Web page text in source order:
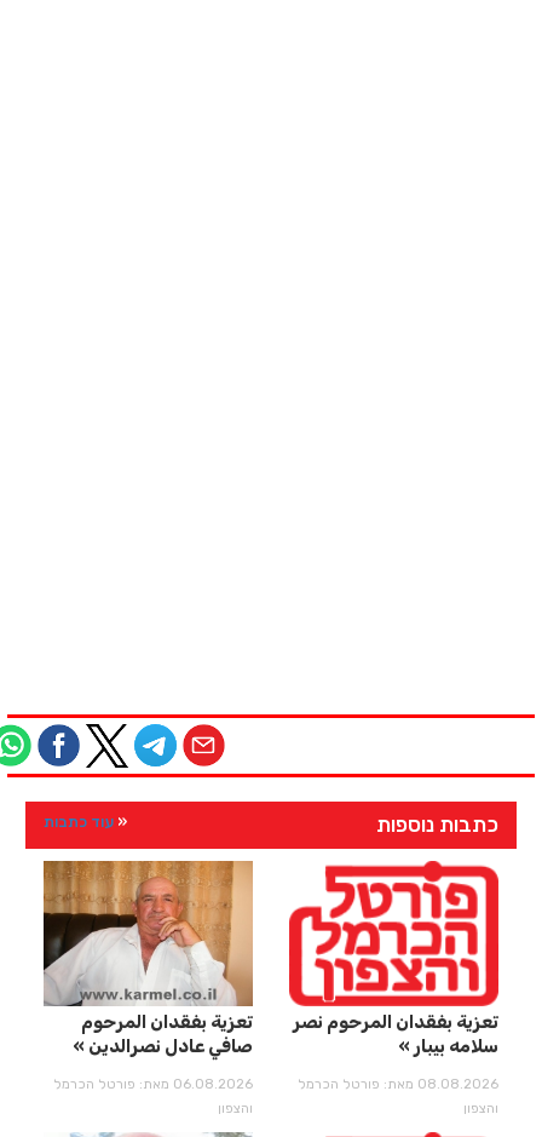
כתבות נוספות עוד כתבות
تعزية بفقدان المرحوم نصر
سلامه بيبار
08.08.2026 מאת: פורטל הכרמל
והצפון
تعزية بفقدان المرحوم
صافي عادل نصرالدين
06.08.2026 מאת: פורטל הכרמל
והצפון